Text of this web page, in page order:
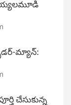
మ్యాన్:
చేసుకున్న